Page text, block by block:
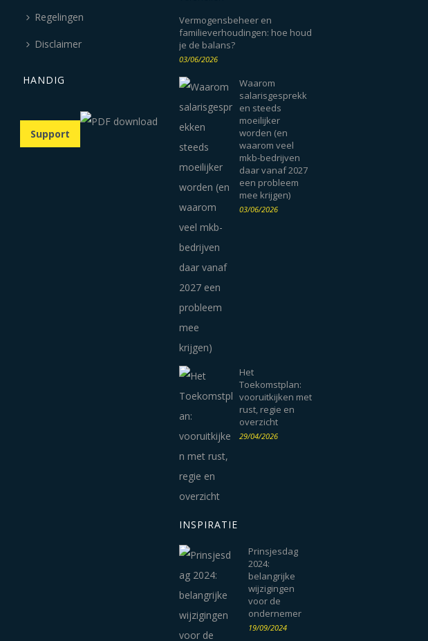
Regelingen
Disclaimer
HANDIG
Support
Vermogensbeheer en
familieverhoudingen: hoe houd
je de balans?
03/06/2026
Waarom
salarisgesprekk
en steeds
moeilijker
worden (en
waarom veel
mkb-bedrijven
daar vanaf 2027
een probleem
mee krijgen)
03/06/2026
Het
Toekomstplan:
vooruitkijken met
rust, regie en
overzicht
29/04/2026
INSPIRATIE
Prinsjesdag
2024:
belangrijke
wijzigingen
voor de
ondernemer
19/09/2024